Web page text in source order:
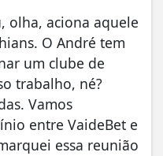
olha, aciona aquele
O André tem
um clube de
trabalho, né?
Vamos
entre VaideBet e
essa reunião